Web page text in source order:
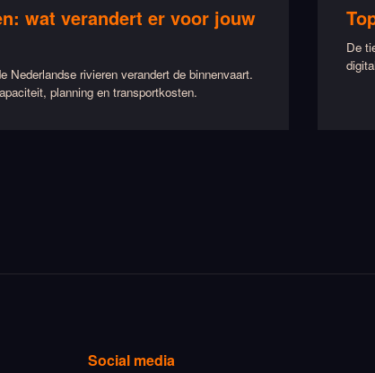
wat verandert er voor jouw
Nederlandse rivieren verandert de binnenvaart.
planning en transportkosten.
De
Social media